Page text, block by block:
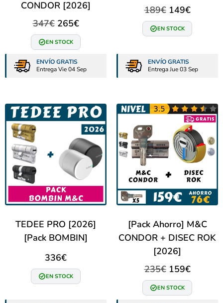
CONDOR [2026]
347€ 265€
EN STOCK
ENVÍO GRATIS
Entrega Vie 04 Sep
189€ 149€
EN STOCK
ENVÍO GRATIS
Entrega Jue 03 Sep
TEDEE PRO [2026]
[Pack BOMBIN]
336€
EN STOCK
[Pack Ahorro] M&C
CONDOR + DISEC ROK
[2026]
235€ 159€
EN STOCK